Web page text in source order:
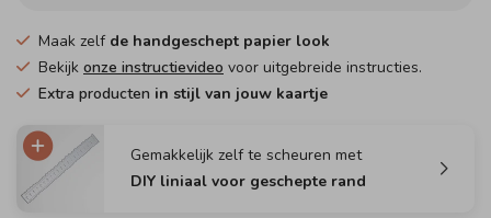
Maak zelf de handgeschept papier look
Bekijk onze instructievideo voor uitgebreide instructies.
Extra producten in stijl van jouw kaartje
Gemakkelijk zelf te scheuren met
DIY liniaal voor geschepte rand